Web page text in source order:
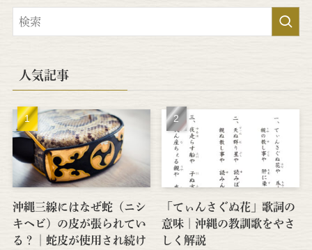
人気記事
沖縄三線にはなぜ蛇（ニシ
キヘビ）の皮が張られてい
る？│蛇皮が使用され続け
「てぃんさぐぬ花」歌詞の
意味｜沖縄の教訓歌をやさ
しく解説